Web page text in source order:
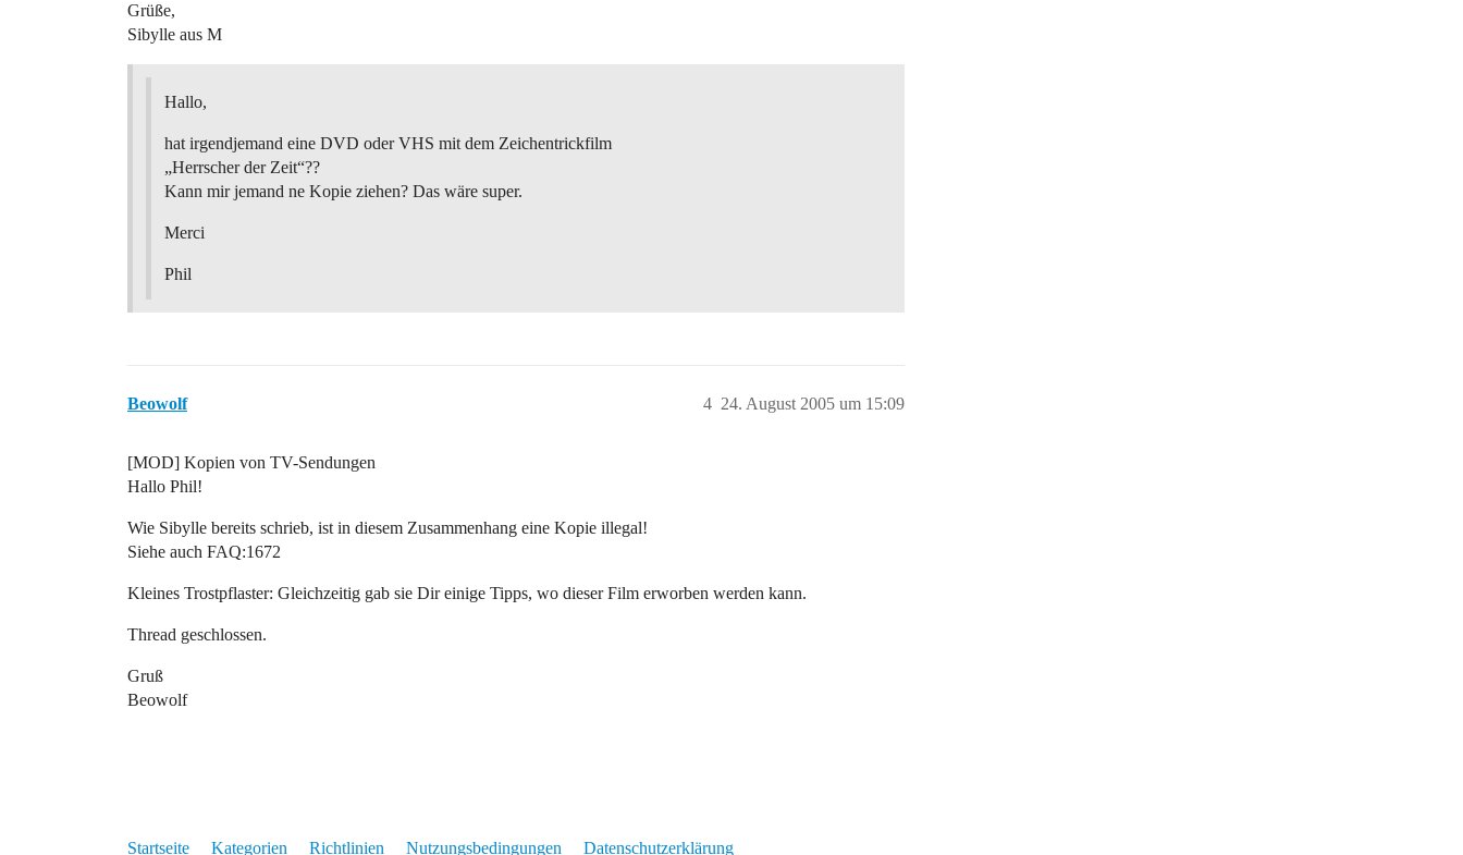
Grüße,
Sibylle aus M
Hallo,
hat irgendjemand eine DVD oder VHS mit dem Zeichentrickfilm
„Herrscher der Zeit“??
Kann mir jemand ne Kopie ziehen? Das wäre super.
Merci
Phil
Beowolf 24. August 2005 um 15:09
4
[MOD] Kopien von TV-Sendungen
Hallo Phil!
Wie Sibylle bereits schrieb, ist in diesem Zusammenhang eine Kopie illegal!
Siehe auch FAQ:1672
Kleines Trostpflaster: Gleichzeitig gab sie Dir einige Tipps, wo dieser Film erworben werden kann.
Thread geschlossen.
Gruß
Beowolf
Startseite Kategorien Richtlinien Nutzungsbedingungen Datenschutzerklärung